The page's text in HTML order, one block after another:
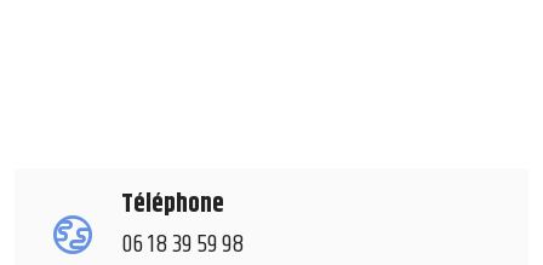
Téléphone
06 18 39 59 98